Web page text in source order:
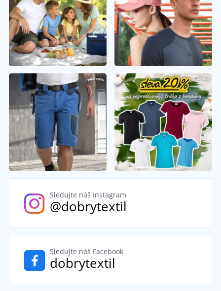
Sledujte náš Instagram
@dobrytextil
Sledujte náš Facebook
dobrytextil